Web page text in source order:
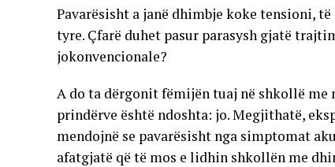
Pavarësisht a janë dhimbje koke tensioni,
tyre. Çfarë duhet pasur parasysh gjatë
jokonvencionale?
A do ta dërgonit fëmijën tuaj në shkollë me
prindërve është ndoshta: jo. Megjithatë,
mendojnë se pavarësisht nga simptomat
afatgjatë që të mos e lidhin shkollën me